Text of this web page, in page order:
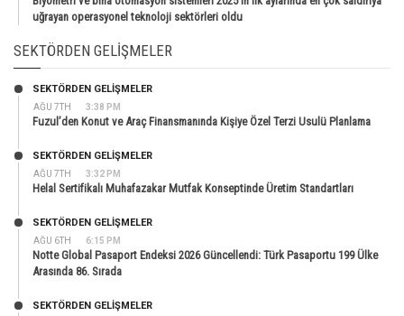
uğrayan operasyonel teknoloji sektörleri oldu
SEKTÖRDEN GELIŞMELER
AĞU 7TH 3:38 PM
SEKTÖRDEN GELIŞMELER
Fuzul’den Konut ve Araç Finansmanında Kişiye Özel Terzi Usulü Planlama
AĞU 7TH 3:32 PM
SEKTÖRDEN GELIŞMELER
Helal Sertifikalı Muhafazakar Mutfak Konseptinde Üretim Standartları
AĞU 6TH 6:15 PM
SEKTÖRDEN GELIŞMELER
Notte Global Pasaport Endeksi 2026 Güncellendi: Türk Pasaportu 199 Ülke
Arasında 86. Sırada
SEKTÖRDEN GELIŞMELER